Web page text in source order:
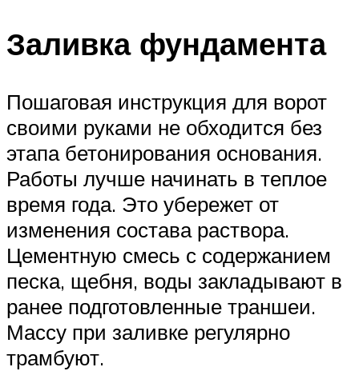
Заливка фундамента
Пошаговая инструкция для ворот
своими руками не обходится без
этапа бетонирования основания.
Работы лучше начинать в теплое
время года. Это убережет от
изменения состава раствора.
Цементную смесь с содержанием
песка, щебня, воды закладывают в
ранее подготовленные траншеи.
Массу при заливке регулярно
трамбуют.